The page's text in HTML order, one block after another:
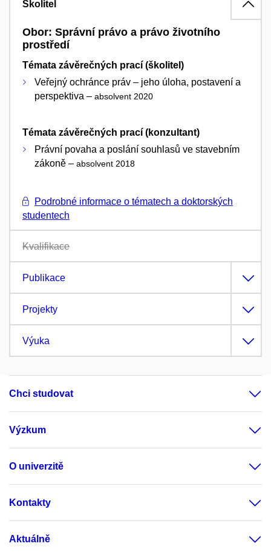
Školitel
Obor: Správní právo a právo životního
prostředí
Témata závěrečných prací (školitel)
Veřejný ochránce práv – jeho úloha, postavení a
perspektiva – absolvent 2020
Témata závěrečných prací (konzultant)
Právní povaha a poslání souhlasů ve stavebním
zákoně – absolvent 2018
Podrobné informace o tématech a doktorských
studentech
Kvalifikace
Publikace
Projekty
Výuka
Chci studovat
Výzkum
O univerzitě
Kontakty
Aktuálně